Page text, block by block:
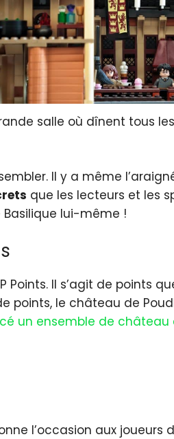
salle où dînent tous
Il y a même
s que les lecteurs et les
lui-même !
Points. Il s’agit de points
points, le château de
un ensemble de château
l’occasion aux joueurs